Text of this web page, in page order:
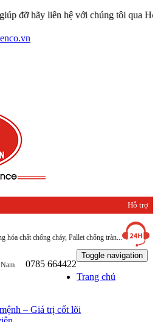
hệ với chúng tôi qua Hotline: 0932
chất chống cháy, Pallet chống tràn...
Hỗ trợ
khách
hàng
0785 664422
Toggle navigation
Trang chủ
– Giá trị cốt lõi